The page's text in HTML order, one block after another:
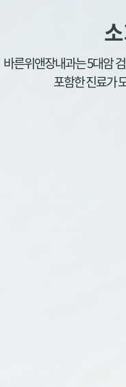
바른위앤장내과는 5대암
포함한 진료가